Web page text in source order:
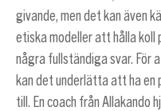
givande, men det kan även
etiska modeller att hålla koll
några fullständiga svar. För
kan det underlätta att ha en
till. En coach från